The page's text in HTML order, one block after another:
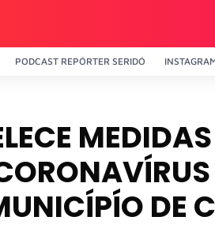
PODCAST REPÓRTER SERIDÓ
DE